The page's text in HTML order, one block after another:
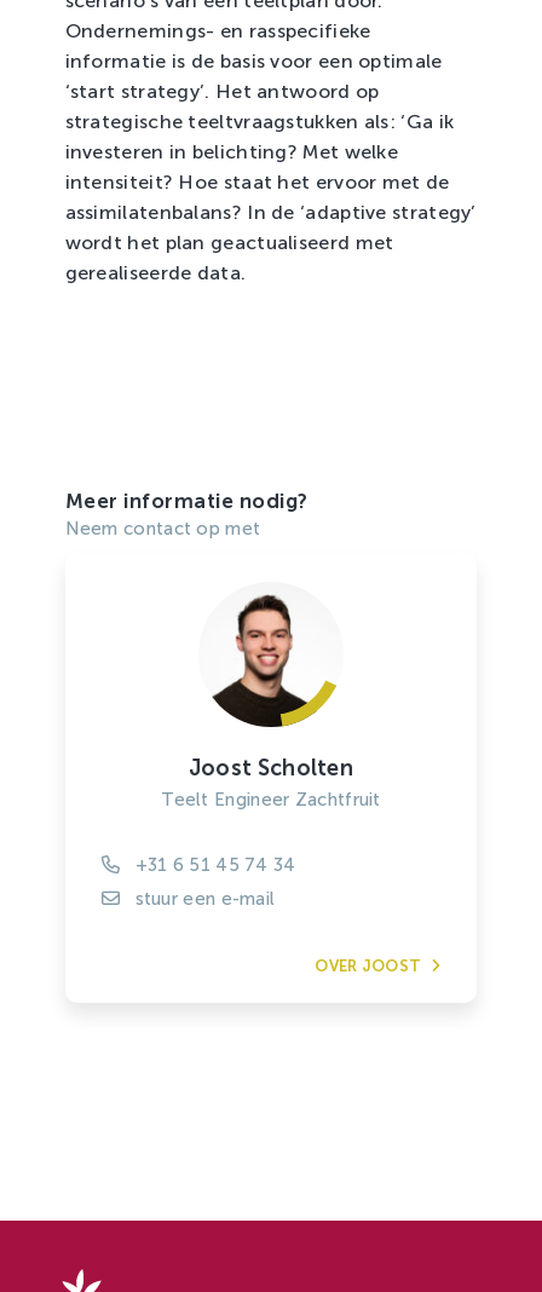
Meer informatie nodig?
Neem contact op met
Joost Scholten
Teelt Engineer Zachtfruit
+31 6 51 45 74 34
stuur een e-mail
OVER JOOST
Ondernemings- en rasspecifieke
informatie is de basis voor een optimale
‘start strategy’. Het antwoord op
strategische teeltvraagstukken als: ‘Ga ik
investeren in belichting? Met welke
intensiteit? Hoe staat het ervoor met de
assimilatenbalans? In de ‘adaptive strategy’
wordt het plan geactualiseerd met
gerealiseerde data.
Delphy